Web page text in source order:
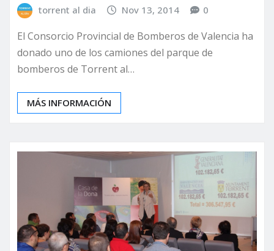
torrent al dia Nov 13, 2014 0
El Consorcio Provincial de Bomberos de Valencia ha
donado uno de los camiones del parque de
bomberos de Torrent al…
MÁS INFORMACIÓN